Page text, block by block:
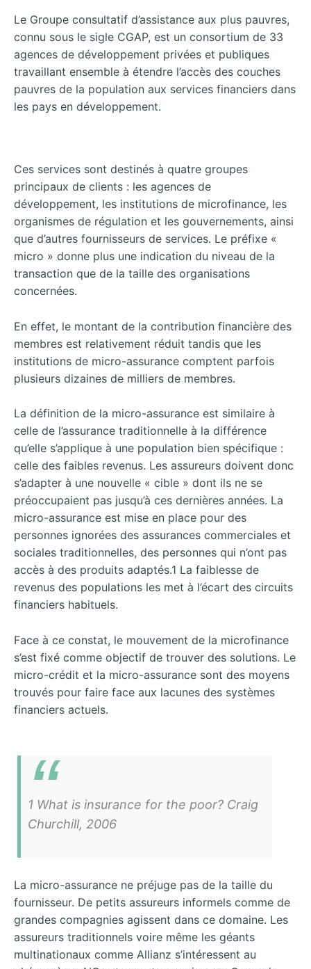
Le Groupe consultatif d’assistance aux plus pauvres,
connu sous le sigle CGAP, est un consortium de 33
agences de développement privées et publiques
travaillant ensemble à étendre l’accès des couches
pauvres de la population aux services financiers dans
les pays en développement.
Ces services sont destinés à quatre groupes
principaux de clients : les agences de
développement, les institutions de microfinance, les
organismes de régulation et les gouvernements, ainsi
que d’autres fournisseurs de services. Le préfixe «
micro » donne plus une indication du niveau de la
transaction que de la taille des organisations
concernées.
En effet, le montant de la contribution financière des
membres est relativement réduit tandis que les
institutions de micro-assurance comptent parfois
plusieurs dizaines de milliers de membres.
La définition de la micro-assurance est similaire à
celle de l’assurance traditionnelle à la différence
qu’elle s’applique à une population bien spécifique :
celle des faibles revenus. Les assureurs doivent donc
s’adapter à une nouvelle « cible » dont ils ne se
préoccupaient pas jusqu’à ces dernières années. La
micro-assurance est mise en place pour des
personnes ignorées des assurances commerciales et
sociales traditionnelles, des personnes qui n’ont pas
accès à des produits adaptés.1 La faiblesse de
revenus des populations les met à l’écart des circuits
financiers habituels.
Face à ce constat, le mouvement de la microfinance
s’est fixé comme objectif de trouver des solutions. Le
micro-crédit et la micro-assurance sont des moyens
trouvés pour faire face aux lacunes des systèmes
financiers actuels.
1 What is insurance for the poor? Craig
Churchill, 2006
La micro-assurance ne préjuge pas de la taille du
fournisseur. De petits assureurs informels comme de
grandes compagnies agissent dans ce domaine. Les
assureurs traditionnels voire même les géants
multinationaux comme Allianz s’intéressent au